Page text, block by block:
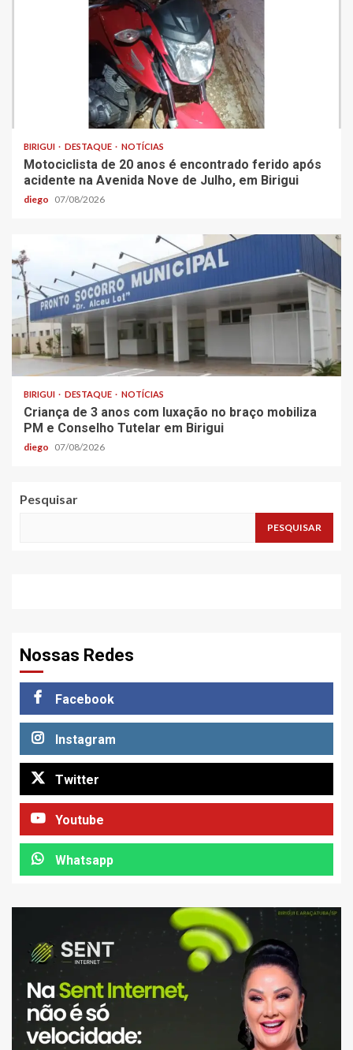
BIRIGUI DESTAQUE NOTÍCIAS
Motociclista de 20 anos é encontrado ferido após
acidente na Avenida Nove de Julho, em Birigui
diego 07/08/2026
BIRIGUI DESTAQUE NOTÍCIAS
Criança de 3 anos com luxação no braço mobiliza
PM e Conselho Tutelar em Birigui
diego 07/08/2026
Pesquisar
PESQUISAR
Nossas Redes
Facebook
Instagram
Twitter
Youtube
Whatsapp